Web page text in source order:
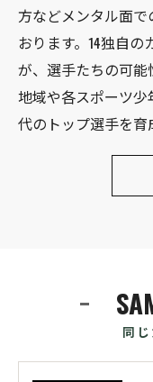
方などメンタル面
おります。14独自
が、選手たちの可能
地域や各スポーツ
代のトップ選手を育
同